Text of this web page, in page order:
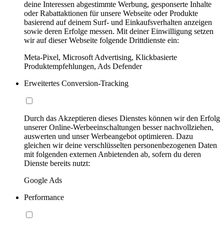
deine Interessen abgestimmte Werbung, gesponserte Inhalte
oder Rabattaktionen für unsere Webseite oder Produkte
basierend auf deinem Surf- und Einkaufsverhalten anzeigen
sowie deren Erfolge messen. Mit deiner Einwilligung setzen
wir auf dieser Webseite folgende Drittdienste ein:
Meta-Pixel, Microsoft Advertising, Klickbasierte
Produktempfehlungen, Ads Defender
Erweitertes Conversion-Tracking
Durch das Akzeptieren dieses Dienstes können wir den Erfolg
unserer Online-Werbeeinschaltungen besser nachvollziehen,
auswerten und unser Werbeangebot optimieren. Dazu
gleichen wir deine verschlüsselten personenbezogenen Daten
mit folgenden externen Anbietenden ab, sofern du deren
Dienste bereits nutzt:
Google Ads
Performance